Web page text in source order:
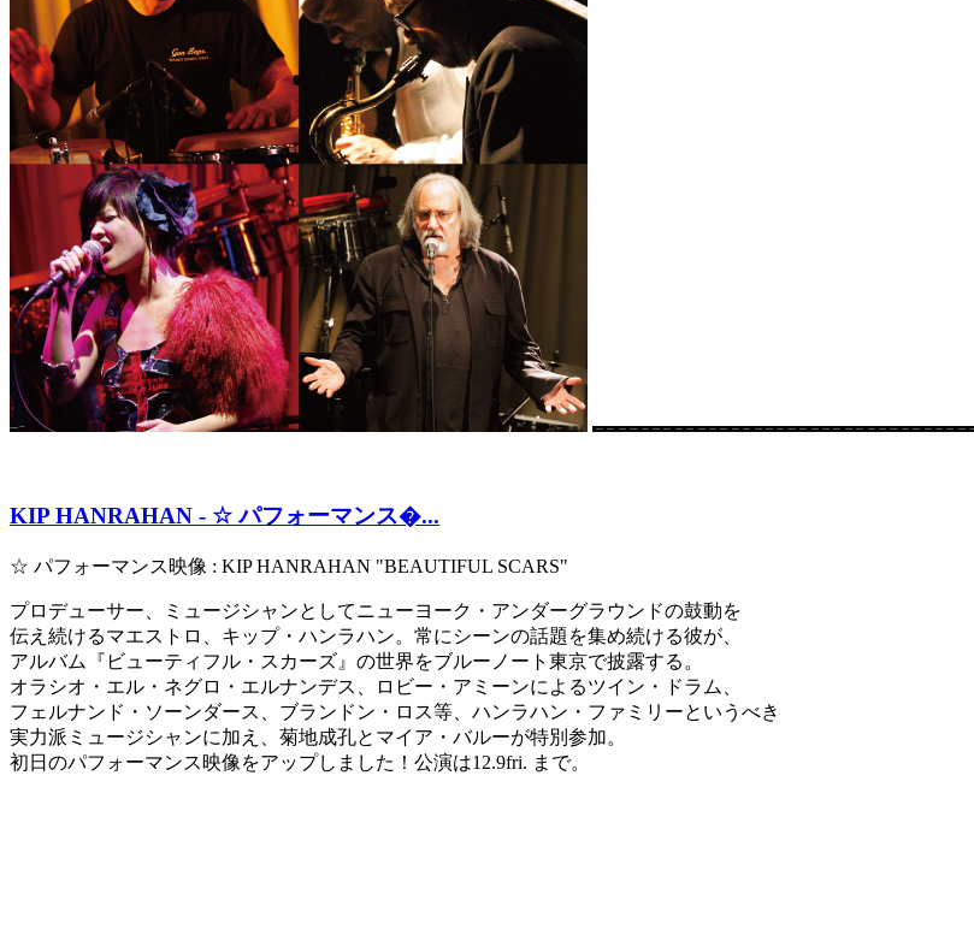
KIP HANRAHAN - ☆ パフォーマンス�...
☆ パフォーマンス映像 : KIP HANRAHAN "BEAUTIFUL SCARS"
プロデューサー、ミュージシャンとしてニューヨーク・アンダーグラウンドの鼓動を
伝え続けるマエストロ、キップ・ハンラハン。常にシーンの話題を集め続ける彼が、
アルバム『ビューティフル・スカーズ』の世界をブルーノート東京で披露する。
オラシオ・エル・ネグロ・エルナンデス、ロビー・アミーンによるツイン・ドラム、
フェルナンド・ソーンダース、ブランドン・ロス等、ハンラハン・ファミリーというべき
実力派ミュージシャンに加え、菊地成孔とマイア・バルーが特別参加。
初日のパフォーマンス映像をアップしました！公演は12.9fri. まで。